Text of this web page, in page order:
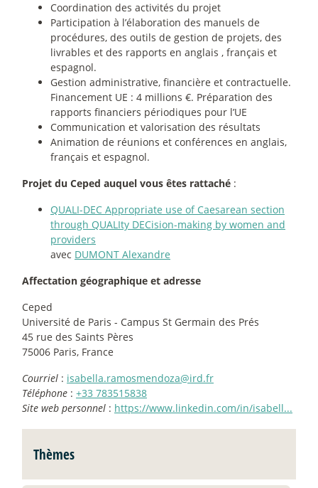
Coordination des activités du projet
Participation à l’élaboration des manuels de
procédures, des outils de gestion de projets, des
livrables et des rapports en anglais , français et
espagnol.
Gestion administrative, financière et contractuelle.
Financement UE : 4 millions €. Préparation des
rapports financiers périodiques pour l’UE
Communication et valorisation des résultats
Animation de réunions et conférences en anglais,
français et espagnol.
Projet du Ceped auquel vous êtes rattaché :
QUALI-DEC Appropriate use of Caesarean section
through QUALIty DECision-making by women and
providers
avec DUMONT Alexandre
Affectation géographique et adresse
Ceped
Université de Paris - Campus St Germain des Prés
45 rue des Saints Pères
75006 Paris, France
Courriel : isabella.ramosmendoza@ird.fr
Téléphone : +33 783515838
Site web personnel : https://www.linkedin.com/in/isabell...
Thèmes